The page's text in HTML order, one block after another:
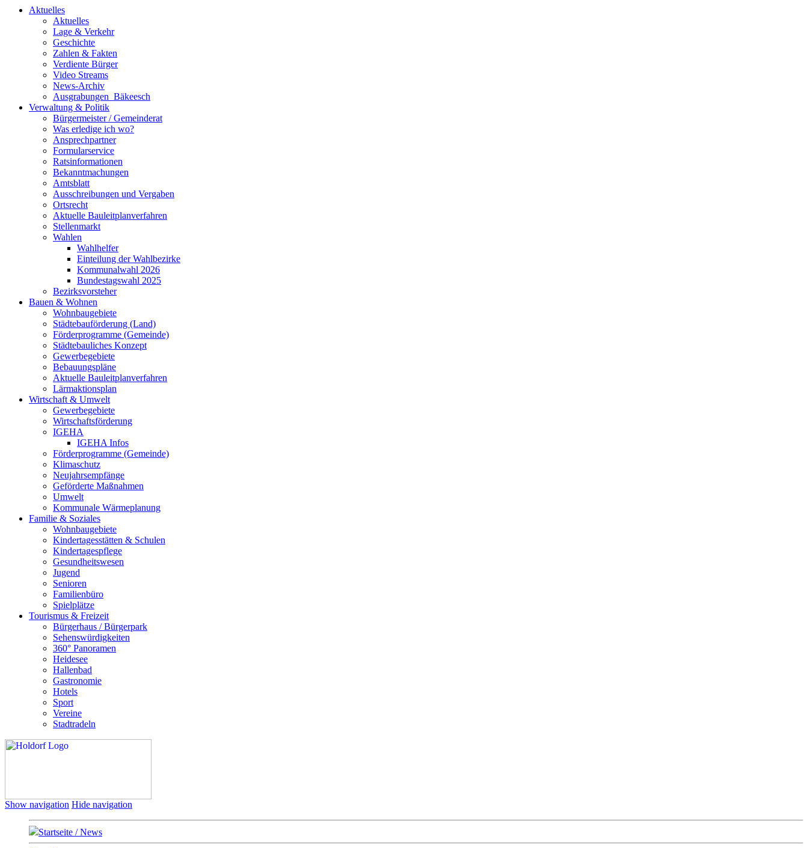
Aktuelles
Aktuelles
Lage & Verkehr
Geschichte
Zahlen & Fakten
Verdiente Bürger
Video Streams
News-Archiv
Ausgrabungen_Bäkeesch
Verwaltung & Politik
Bürgermeister / Gemeinderat
Was erledige ich wo?
Ansprechpartner
Formularservice
Ratsinformationen
Bekanntmachungen
Amtsblatt
Ausschreibungen und Vergaben
Ortsrecht
Aktuelle Bauleitplanverfahren
Stellenmarkt
Wahlen
Wahlhelfer
Einteilung der Wahlbezirke
Kommunalwahl 2026
Bundestagswahl 2025
Bezirksvorsteher
Bauen & Wohnen
Wohnbaugebiete
Städtebauförderung (Land)
Förderprogramme (Gemeinde)
Städtebauliches Konzept
Gewerbegebiete
Bebauungspläne
Aktuelle Bauleitplanverfahren
Lärmaktionsplan
Wirtschaft & Umwelt
Gewerbegebiete
Wirtschaftsförderung
IGEHA
IGEHA Infos
Förderprogramme (Gemeinde)
Klimaschutz
Neujahrsempfänge
Geförderte Maßnahmen
Umwelt
Kommunale Wärmeplanung
Familie & Soziales
Wohnbaugebiete
Kindertagesstätten & Schulen
Kindertagespflege
Gesundheitswesen
Jugend
Senioren
Familienbüro
Spielplätze
Tourismus & Freizeit
Bürgerhaus / Bürgerpark
Sehenswürdigkeiten
360° Panoramen
Heidesee
Hallenbad
Gastronomie
Hotels
Sport
Vereine
Stadtradeln
Show navigation Hide navigation
Startseite / News